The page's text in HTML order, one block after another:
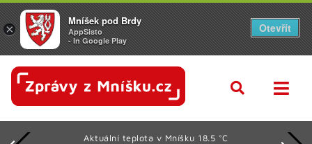
Aktuální teplota v Mníšku 18.5 °C
×
Mníšek pod Brdy
AppSisto
- In Google Play
Otevřít